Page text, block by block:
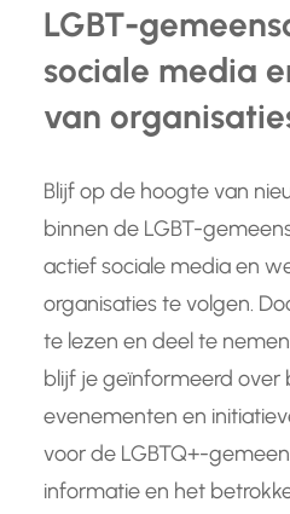
LGBT-
sociale media
van
Blijf op de hoogte van
binnen de LGBT-
actief sociale media en
organisaties te volgen.
te lezen en deel te
blijf je geïnformeerd over
evenementen en
voor de LGBTQ+-
informatie en het